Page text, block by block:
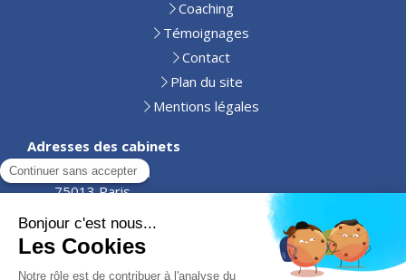
Coaching
Témoignages
Contact
Plan du site
Mentions légales
Adresses des cabinets
10 rue Chéreau
75013 Paris
63 rue Aglophile Fradin,
86100 Châtellerault